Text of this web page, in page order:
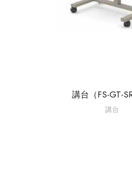
講台（FS-GT-
講台